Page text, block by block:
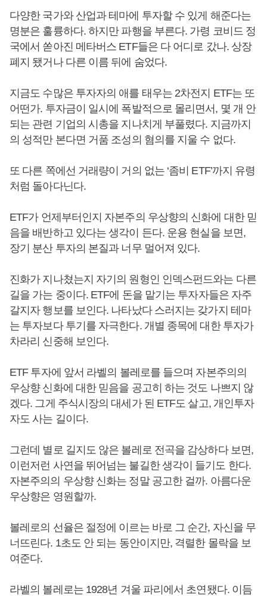
다양한 국가와 산업과 테마에 투자할 수 있게 해준다는
명분은 훌륭하다. 하지만 파행을 부른다. 가령 코비드 정
국에서 쏟아진 메타버스 ETF들은 다 어디로 갔나. 상장
폐지 됐거나 다른 이름 뒤에 숨었다.
지금도 수많은 투자자의 애를 태우는 2차전지 ETF는 또
어떤가. 투자금이 일시에 폭발적으로 몰리면서, 몇 개 안
되는 관련 기업의 시총을 지나치게 부풀렸다. 지금까지
의 성적만 본다면 거품 조성의 혐의를 지울 수 없다.
또 다른 쪽에선 거래량이 거의 없는 ‘좀비 ETF’까지 유령
처럼 돌아다닌다.
ETF가 언제부터인지 자본주의 우상향의 신화에 대한 믿
음을 배반하고 있다는 생각이 든다. 운용 현실을 보면,
장기 분산 투자의 본질과 너무 멀어져 있다.
진화가 지나쳤는지 자기의 원형인 인덱스펀드와는 다른
길을 가는 중이다. ETF에 돈을 맡기는 투자자들은 자주
갈지자 행보를 보인다. 나타났다 스러지는 갖가지 테마
는 투자보다 투기를 자극한다. 개별 종목에 대한 투자가
차라리 신중해 보인다.
ETF 투자에 앞서 라벨의 볼레로를 들으며 자본주의의
우상향 신화에 대한 믿음을 공고히 하는 것도 나쁘지 않
겠다. 그게 주식시장의 대세가 된 ETF도 살고, 개인투자
자도 사는 길이다.
그런데 별로 길지도 않은 볼레로 전곡을 감상하다 보면,
이런저런 사연을 뛰어넘는 불길한 생각이 들기도 한다.
자본주의의 우상향 신화는 정말 공고한 걸까. 아름다운
우상향은 영원할까.
볼레로의 선율은 절정에 이르는 바로 그 순간, 자신을 무
너뜨린다. 1초도 안 되는 동안이지만, 격렬한 몰락을 보
여준다.
라벨의 볼레로는 1928년 겨울 파리에서 초연됐다. 이듬